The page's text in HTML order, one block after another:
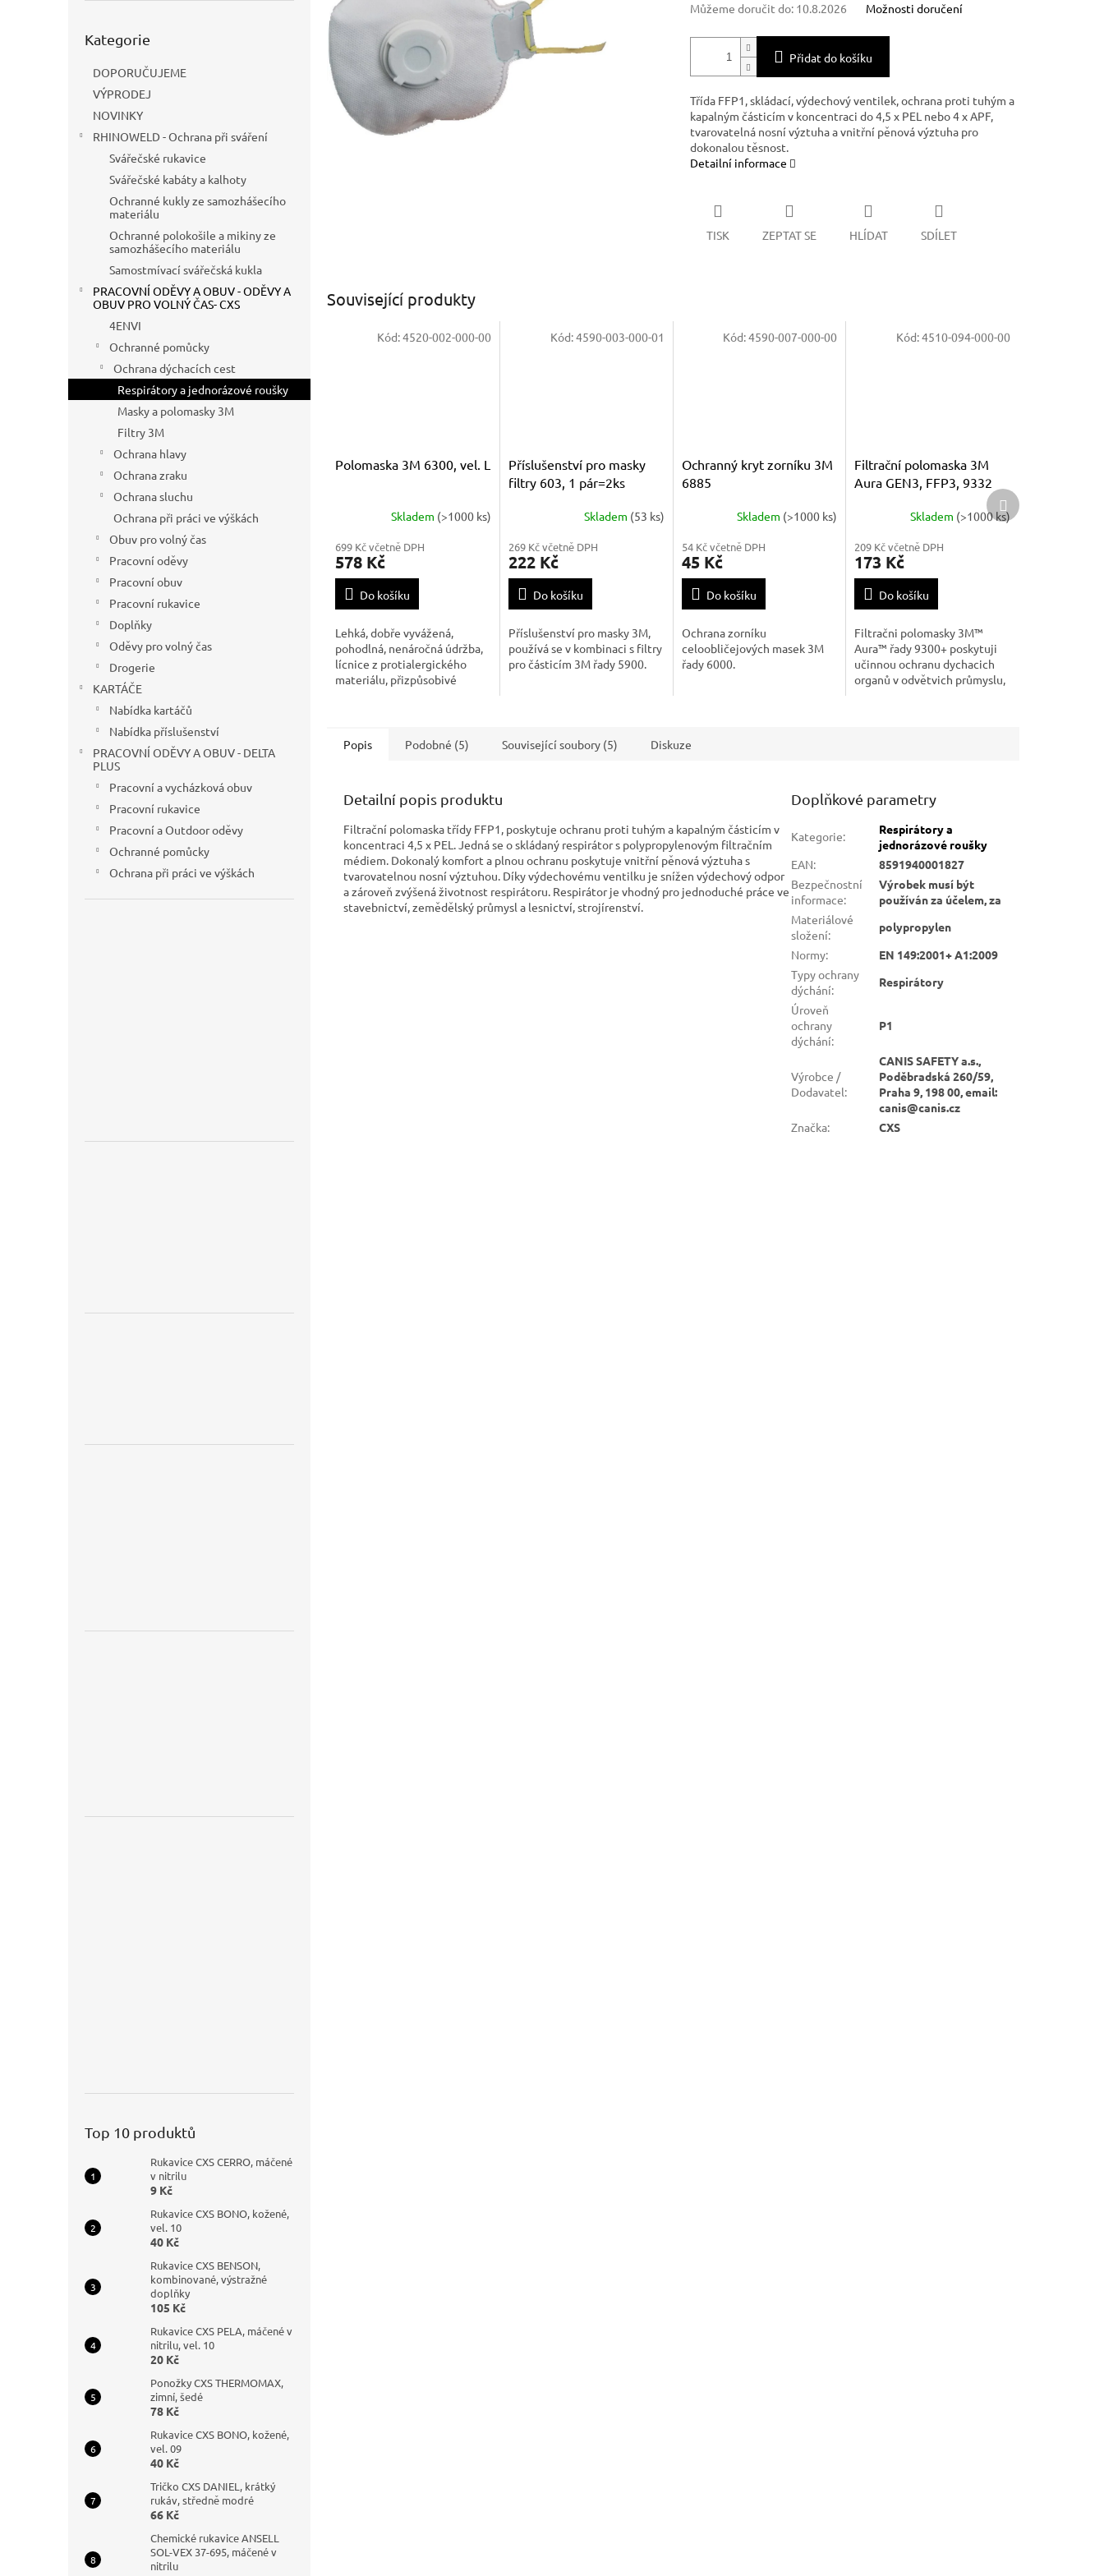
kategorie
Kategorie
DOPORUČUJEME
VÝPRODEJ
NOVINKY
RHINOWELD - Ochrana při sváření
Svářečské rukavice
Svářečské kabáty a kalhoty
Ochranné kukly ze samozhášecího
materiálu
Ochranné polokošile a mikiny ze
samozhášecího materiálu
Samostmívací svářečská kukla
PRACOVNÍ ODĚVY A OBUV - ODĚVY A
OBUV PRO VOLNÝ ČAS- CXS
4ENVI
Ochranné pomůcky
Ochrana dýchacích cest
Respirátory a jednorázové roušky
Masky a polomasky 3M
Filtry 3M
Ochrana hlavy
Ochrana zraku
Ochrana sluchu
Ochrana při práci ve výškách
Obuv pro volný čas
Pracovní oděvy
Pracovní obuv
Pracovní rukavice
Doplňky
Oděvy pro volný čas
Drogerie
KARTÁČE
Nabídka kartáčů
Nabídka příslušenství
PRACOVNÍ ODĚVY A OBUV - DELTA
PLUS
Pracovní a vycházková obuv
Pracovní rukavice
Pracovní a Outdoor oděvy
Ochranné pomůcky
Ochrana při práci ve výškách
Top 10 produktů
Rukavice CXS CERRO, máčené
v nitrilu
9 Kč
Rukavice CXS BONO, kožené,
vel. 10
40 Kč
Rukavice CXS BENSON,
kombinované, výstražné
doplňky
105 Kč
Rukavice CXS PELA, máčené v
nitrilu, vel. 10
20 Kč
Ponožky CXS THERMOMAX,
zimní, šedé
78 Kč
Rukavice CXS BONO, kožené,
vel. 09
40 Kč
Tričko CXS DANIEL, krátký
rukáv, středně modré
66 Kč
Chemické rukavice ANSELL
SOL-VEX 37-695, máčené v
nitrilu
Můžeme doručit do: 10.8.2026 Možnosti doručení
Přidat do košíku
Třída FFP1, skládací, výdechový ventilek, ochrana proti tuhým a
kapalným částicím v koncentraci do 4,5 x PEL nebo 4 x APF,
tvarovatelná nosní výztuha a vnitřní pěnová výztuha pro
dokonalou těsnost.
Detailní informace
TISK ZEPTAT SE HLÍDAT SDÍLET
Související produkty
Polomaska 3M 6300, vel. L
Skladem (>1000 ks)
699 Kč včetně DPH
578 Kč
Do košíku
Lehká, dobře vyvážená,
pohodlná, nenáročná údržba,
lícnice z protialergického
materiálu, přizpůsobivé
snadnou výměnu, lze použít
Kód:4520-002-000-00
Příslušenství pro masky
filtry 603, 1 pár=2ks
Skladem (53 ks)
269 Kč včetně DPH
222 Kč
Do košíku
Příslušenství pro masky 3M,
používá se v kombinaci s filtry
pro částicím 3M řady 5900.
Kód:4590-003-000-01
Ochranný kryt zorníku 3M
6885
Skladem (>1000 ks)
54 Kč včetně DPH
45 Kč
Do košíku
Ochrana zorníku
celoobličejových masek 3M
řady 6000.
Kód:4590-007-000-00
Filtrační polomaska 3M
Aura GEN3, FFP3, 9332
Skladem (>1000 ks)
209 Kč včetně DPH
173 Kč
Do košíku
Filtračni polomasky 3M™
Aura™ řady 9300+ poskytuji
učinnou ochranu dychacich
organů v odvětvich průmyslu,
Kód:4510-094-000-00
Další
produkt
Popis Podobné (5) Související soubory (5) Diskuze
Detailní popis produktu
Filtrační polomaska třídy FFP1, poskytuje ochranu proti tuhým a kapalným částicím v
koncentraci 4,5 x PEL. Jedná se o skládaný respirátor s polypropylenovým filtračním
médiem. Dokonalý komfort a plnou ochranu poskytuje vnitřní pěnová výztuha s
tvarovatelnou nosní výztuhou. Díky výdechovému ventilku je snížen výdechový odpor
a zároveň zvýšená životnost respirátoru. Respirátor je vhodný pro jednoduché práce ve
stavebnictví, zemědělský průmysl a lesnictví, strojírenství.
Doplňkové parametry
Kategorie:
Respirátory a
jednorázové roušky
EAN:
8591940001827
Bezpečnostní
informace:
Výrobek musí být
používán za účelem, za
Materiálové
složení:
polypropylen
Normy:
EN 149:2001+ A1:2009
Typy ochrany
dýchání:
Respirátory
Úroveň
ochrany
dýchání:
P1
Výrobce /
Dodavatel:
CANIS SAFETY a.s.,
Poděbradská 260/59,
Praha 9, 198 00, email:
canis@canis.cz
Značka: CXS